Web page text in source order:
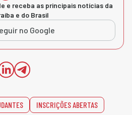
e receba as principais notícias da
e do Brasil
no Google
INSCRIÇÕES ABERTAS